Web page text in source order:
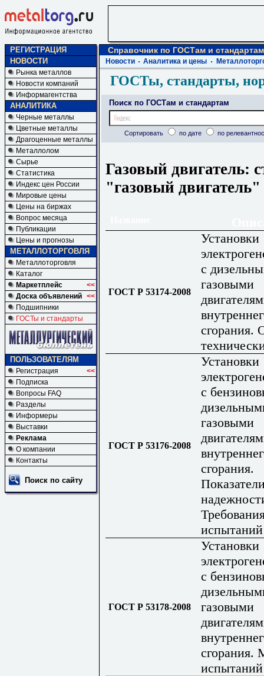
РЕГИСТРАЦИЯ
НОВОСТИ
Рынка металлов
Новости компаний
Информагентства
АНАЛИТИКА
Черные металлы
Цветные металлы
Драгоценные металлы
Металлолом
Сырье
Статистика
Индекс цен России
Мировые цены
Цены на биржах
Вопрос месяца
Публикации
Цены и прогнозы
МЕТАЛЛОТОРГОВЛЯ
Металлоторговля
Каталог
Маркетплейс
<<
Доска объявлений <<
Подшипники
ГОСТы и стандарты
ПОЛЬЗОВАТЕЛЯМ
Регистрация
<<
Подписка
Вопросы FAQ
Разделы
Информеры
Выставки
Реклама
О компании
Контакты
Поиск по сайту
Справочник по ГОСТам и стандартам
Новости Аналитика и цены
ГОСТы, стандарты,
Поиск по ГОСТам и стандартам
Сортировать по дате по
Газовый двигатель:
"газовый двигатель"
ГОСТ Р 53174-2008
Установки
с
газовыми
сгорания.
ГОСТ Р 53176-2008
Установки
с
газовыми
сгорания.
испытаний
ГОСТ Р 53178-2008
Установки
с
газовыми
сгорания.
испытаний